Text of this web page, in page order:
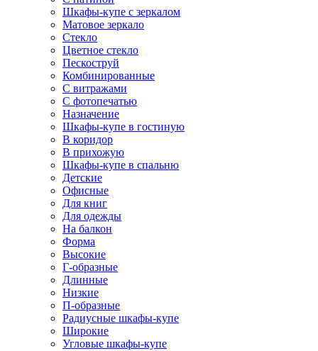
Шкафы-купе с зеркалом
Матовое зеркало
Стекло
Цветное стекло
Пескоструй
Комбинированные
С витражами
С фотопечатью
Назначение
Шкафы-купе в гостиную
В коридор
В прихожую
Шкафы-купе в спальню
Детские
Офисные
Для книг
Для одежды
На балкон
Форма
Высокие
Г-образные
Длинные
Низкие
П-образные
Радиусные шкафы-купе
Широкие
Угловые шкафы-купе